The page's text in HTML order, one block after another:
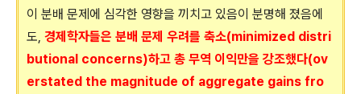
이 분배 문제에 심각한 영향을 끼치고 있음이 분명해 졌음에
도, 경제학자들은 분배 문제 우려를 축소(minimized distri
butional concerns)하고 총 무역 이익만을 강조했다(ov
erstated the magnitude of aggregate gains fro